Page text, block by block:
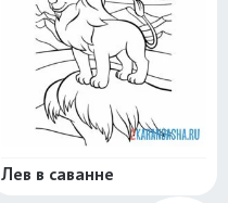
Лев в саванне